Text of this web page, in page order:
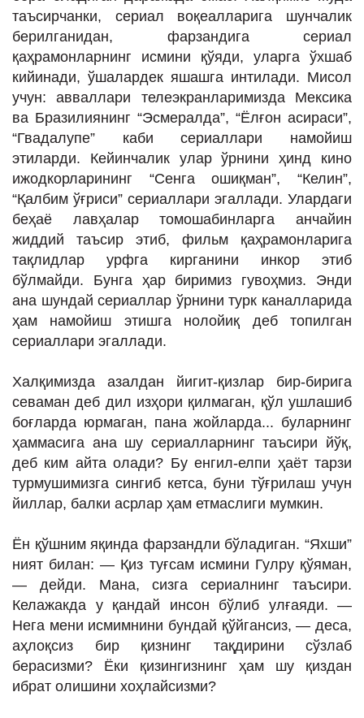
таъсирчанки, сериал воқеалларига шунчалик
берилганидан, фарзандига сериал
қаҳрамонларнинг исмини қўяди, уларга ўхшаб
кийинади, ўшалардек яшашга интилади. Мисол
учун: авваллари телеэкранларимизда Мексика
ва Бразилиянинг “Эсмералда”, “Ёлғон асираси”,
“Гвадалупе” каби сериаллари намойиш
этиларди. Кейинчалик улар ўрнини ҳинд кино
ижодкорларининг “Сенга ошиқман”, “Келин”,
“Қалбим ўғриси” сериаллари эгаллади. Улардаги
беҳаё лавҳалар томошабинларга анчайин
жиддий таъсир этиб, фильм қаҳрамонларига
тақлидлар урфга кирганини инкор этиб
бўлмайди. Бунга ҳар биримиз гувоҳмиз. Энди
ана шундай сериаллар ўрнини турк каналларида
ҳам намойиш этишга нолойиқ деб топилган
сериаллари эгаллади.
Халқимизда азалдан йигит-қизлар бир-бирига
севаман деб дил изҳори қилмаган, қўл ушлашиб
боғларда юрмаган, пана жойларда... буларнинг
ҳаммасига ана шу сериалларнинг таъсири йўқ,
деб ким айта олади? Бу енгил-елпи ҳаёт тарзи
турмушимизга сингиб кетса, буни тўғрилаш учун
йиллар, балки асрлар ҳам етмаслиги мумкин.
Ён қўшним яқинда фарзандли бўладиган. “Яхши”
ният билан: — Қиз туғсам исмини Гулру қўяман,
— дейди. Мана, сизга сериалнинг таъсири.
Келажакда у қандай инсон бўлиб улғаяди. —
Нега мени исмимнини бундай қўйгансиз, — деса,
аҳлоқсиз бир қизнинг тақдирини сўзлаб
берасизми? Ёки қизингизнинг ҳам шу қиздан
ибрат олишини хоҳлайсизми?